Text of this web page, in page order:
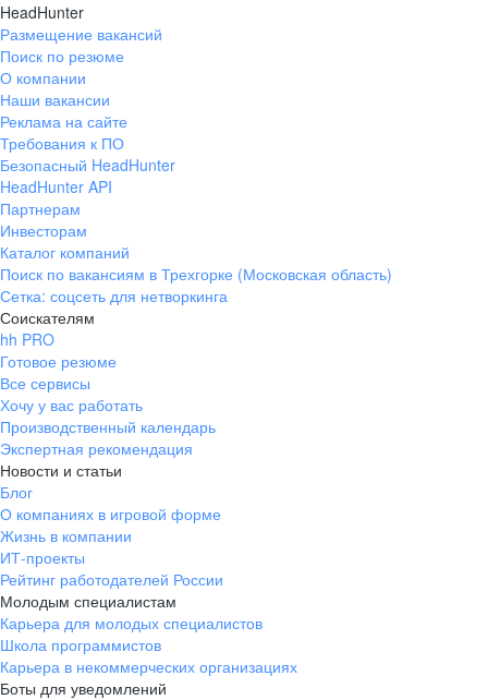
HeadHunter
Размещение вакансий
Поиск по резюме
О компании
Наши вакансии
Реклама на сайте
Требования к ПО
Безопасный HeadHunter
HeadHunter API
Партнерам
Инвесторам
Каталог компаний
Поиск по вакансиям в Трехгорке (Московская область)
Сетка: соцсеть для нетворкинга
Соискателям
hh PRO
Готовое резюме
Все сервисы
Хочу у вас работать
Производственный календарь
Экспертная рекомендация
Новости и статьи
Блог
О компаниях в игровой форме
Жизнь в компании
ИТ-проекты
Рейтинг работодателей России
Молодым специалистам
Карьера для молодых специалистов
Школа программистов
Карьера в некоммерческих организациях
Боты для уведомлений